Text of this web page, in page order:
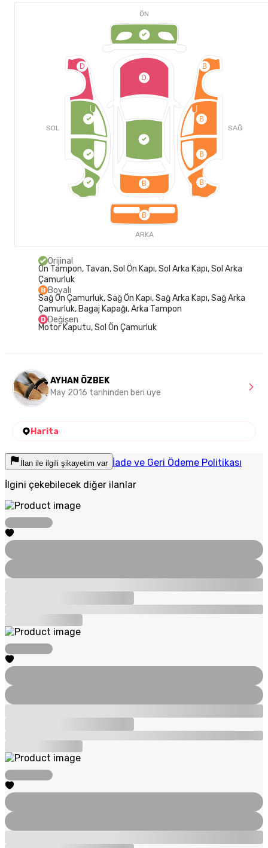
ÖN
SOL
D
D
B
B
B
B
B
SAĞ
B
ARKA
Orijinal
Ön Tampon, Tavan, Sol Ön Kapı, Sol Arka Kapı, Sol Arka
Çamurluk
B Boyalı
Sağ Ön Çamurluk, Sağ Ön Kapı, Sağ Arka Kapı, Sağ Arka
Çamurluk, Bagaj Kapağı, Arka Tampon
D Değişen
Motor Kaputu, Sol Ön Çamurluk
AYHAN ÖZBEK
May 2016 tarihinden beri üye
Harita
İlan ile ilgili şikayetim var İade ve Geri Ödeme Politikası
İlgini çekebilecek diğer ilanlar